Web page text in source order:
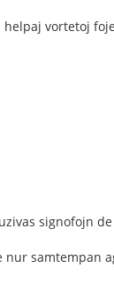
vortetoj
signofojn
samtempan